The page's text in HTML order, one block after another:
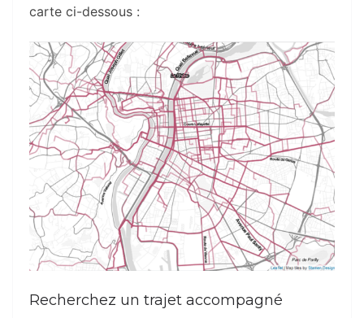
carte ci-dessous :
Recherchez un trajet accompagné